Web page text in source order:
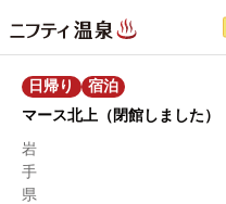
日帰り
宿泊
マース北上（閉館しました）
岩
手
県